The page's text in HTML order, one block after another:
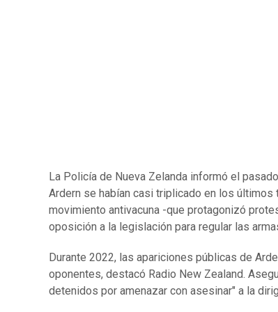
La Policía de Nueva Zelanda informó el
Ardern se habían casi triplicado en los últimos
movimiento antivacuna -que protagonizó
oposición a la legislación para regular las
Durante 2022, las apariciones públicas de
oponentes, destacó Radio New Zealand.
detenidos por amenazar con asesinar" a la